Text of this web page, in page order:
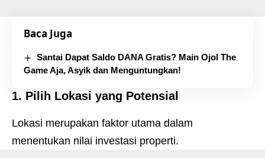
Baca Juga
Santai Dapat Saldo DANA Gratis? Main Ojol The
Game Aja, Asyik dan Menguntungkan!
1. Pilih Lokasi yang Potensial
Lokasi merupakan faktor utama dalam
menentukan nilai investasi properti.